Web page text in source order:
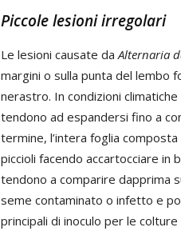
Piccole lesioni irregolari
Le lesioni causate daAlternaria
margini o sulla punta del lembo
nerastro. In condizioni
tendono ad espandersi fino a
termine, l’intera foglia
piccioli facendo accartocciare in
tendono a comparire dapprima
seme contaminato o infetto e
principali di inoculo per le colture